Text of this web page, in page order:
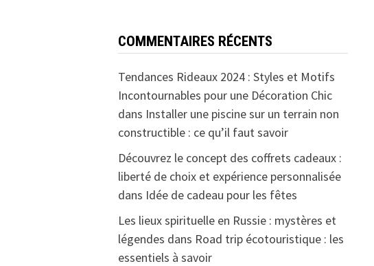
COMMENTAIRES RÉCENTS
Tendances Rideaux 2024 : Styles et Motifs
Incontournables pour une Décoration Chic
dans Installer une piscine sur un terrain non
constructible : ce qu’il faut savoir
Découvrez le concept des coffrets cadeaux :
liberté de choix et expérience personnalisée
dans Idée de cadeau pour les fêtes
Les lieux spirituelle en Russie : mystères et
légendes dans Road trip écotouristique : les
essentiels à savoir